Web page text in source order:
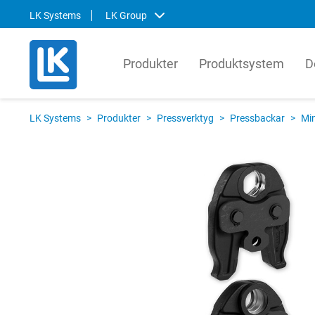
LK Systems LK Group
LK Systems
LK Systems är ledande i Norden inom
system är enkla att installera och i vår
prefabriceringsanläggning tillverkar vi
LK
den
om
English
Produkter Produktsystem
LK Systems > Produkter > Pressverktyg > Pressbackar >